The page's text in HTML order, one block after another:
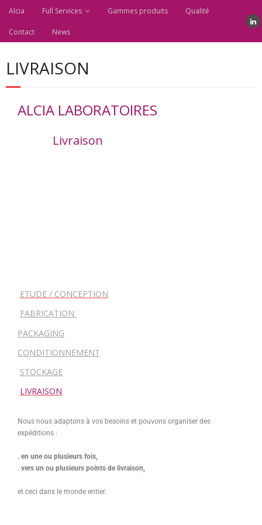
Alcia Full Services Gammes produits Qualité
Contact News
LIVRAISON
ALCIA LABORATOIRES
Livraison
ETUDE / CONCEPTION
FABRICATION
PACKAGING
CONDITIONNEMENT
STOCKAGE
LIVRAISON
Nous nous adaptons à vos besoins et pouvons organiser des
expéditions :
. en une ou plusieurs fois,
. vers un ou plusieurs points de livraison,
et ceci dans le monde entier.